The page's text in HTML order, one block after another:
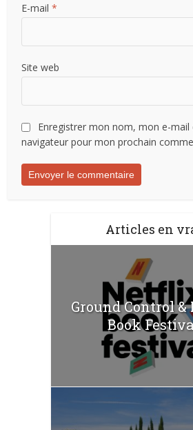
E-mail*
Site web
Enregistrer mon nom, mon e-
navigateur pour mon prochain
Articles en
Ground Control
Book